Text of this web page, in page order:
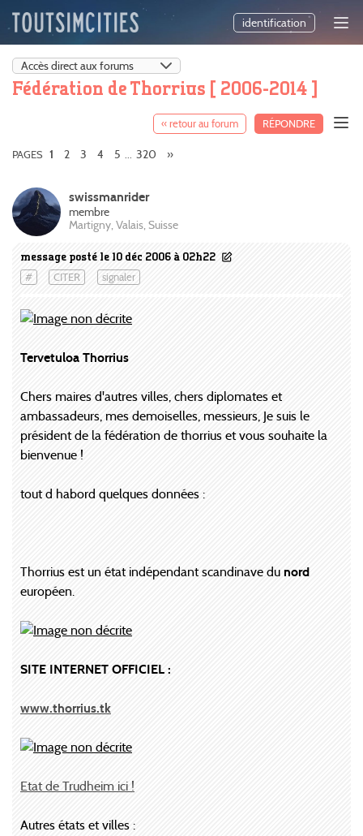
identification
Fédération de Thorrius [ 2006-2014 ]
« retour au forum RÉPONDRE
PAGES 1 2 3 4 5 ... 320 »
message posté le 10 déc 2006 à 02h22
# CITER signaler
swissmanrider
membre
Martigny, Valais, Suisse
Tervetuloa Thorrius
Chers maires d'autres villes, chers diplomates et
ambassadeurs, mes demoiselles, messieurs, Je suis le
président de la fédération de thorrius et vous souhaite la
bienvenue !
tout d habord quelques données :
Thorrius est un état indépendant scandinave du nord
européen.
SITE INTERNET OFFICIEL :
www.thorrius.tk
Etat de Trudheim ici !
Autres états et villes :